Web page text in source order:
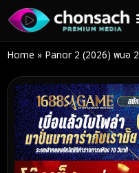
Home » Panor 2 (2026) พนอ 2